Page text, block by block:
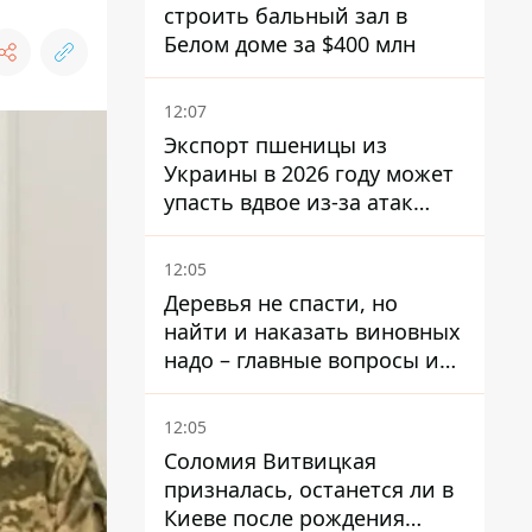
строить бальный зал в
Белом доме за $400 млн
12:07
Экспорт пшеницы из
Украины в 2026 году может
упасть вдвое из-за атак
россиян по портам
12:05
Деревья не спасти, но
найти и наказать виновных
надо – главные вопросы и
выводы из конфликта на
Теремках
12:05
Соломия Витвицкая
призналась, останется ли в
Киеве после рождения